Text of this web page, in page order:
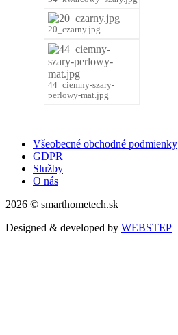
20_czarny.jpg
44_ciemny-szary-
perlowy-mat.jpg
Všeobecné obchodné podmienky
GDPR
Služby
O nás
2026 © smarthometech.sk
Designed & developed by WEBSTEP